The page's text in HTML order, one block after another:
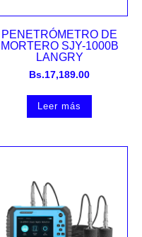
PENETRÓMETRO DE
MORTERO SJY-1000B
LANGRY
Bs.17,189.00
Leer más